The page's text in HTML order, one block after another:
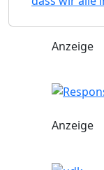
Anzeige
Anzeige